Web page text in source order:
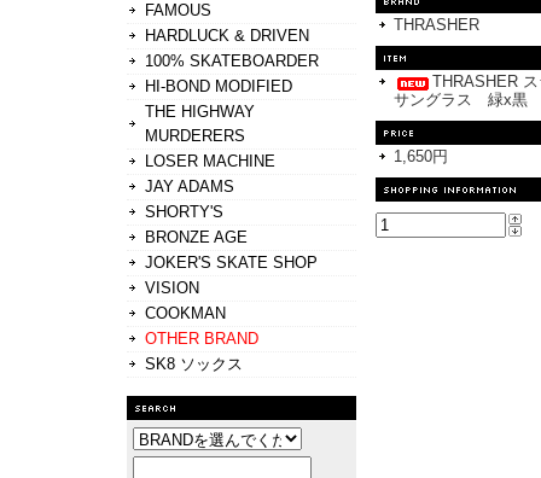
FAMOUS
HARDLUCK & DRIVEN
100% SKATEBOARDER
HI-BOND MODIFIED
THE HIGHWAY
MURDERERS
LOSER MACHINE
JAY ADAMS
SHORTY'S
BRONZE AGE
JOKER'S SKATE SHOP
VISION
COOKMAN
OTHER BRAND
SK8 ソックス
THRASHER
THRASHER
サングラス 緑x黒
1,650円